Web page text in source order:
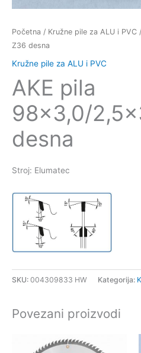
Početna / Kružne pile za ALU i PVC
Z36 desna
Kružne pile za ALU i PVC
AKE pila
98×3,0/
desna
Stroj: Elumatec
SKU: 004309833 HW Kategorija:
Povezani proizvodi